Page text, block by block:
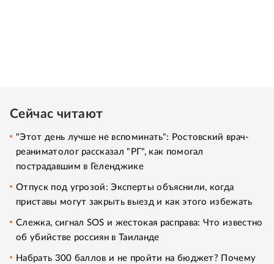
Сейчас читают
"Этот день лучше не вспоминать": Ростовский врач-
реаниматолог рассказал "РГ", как помогал
пострадавшим в Геленджике
Отпуск под угрозой: Эксперты объяснили, когда
приставы могут закрыть выезд и как этого избежать
Слежка, сигнал SOS и жестокая расправа: Что известно
об убийстве россиян в Таиланде
Набрать 300 баллов и не пройти на бюджет? Почему